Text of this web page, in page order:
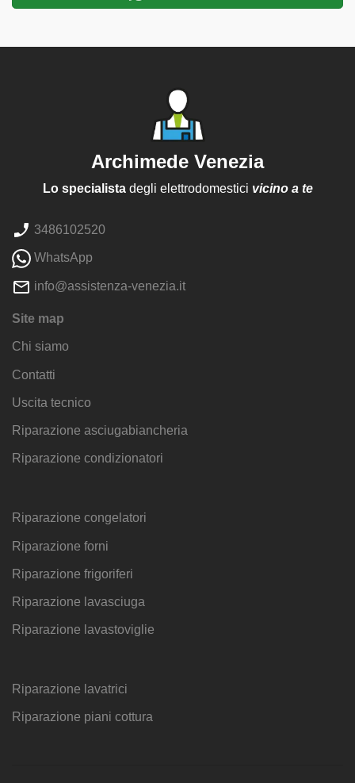
Archimede Venezia
Lo specialistadegli elettrodomestici vicino a te
3486102520
WhatsApp
info@assistenza-venezia.it
Site map
Chi siamo
Contatti
Uscita tecnico
Riparazione asciugabiancheria
Riparazione condizionatori
Riparazione congelatori
Riparazione forni
Riparazione frigoriferi
Riparazione lavasciuga
Riparazione lavastoviglie
Riparazione lavatrici
Riparazione piani cottura